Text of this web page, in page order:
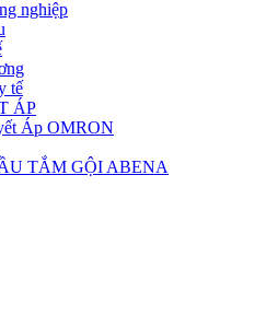
nghiệp
tế
ÁP
Áp OMRON
TẮM GỘI ABENA